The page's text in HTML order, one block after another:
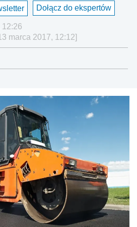
Dołącz do ekspertów
12:26
marca 2017, 12:12]